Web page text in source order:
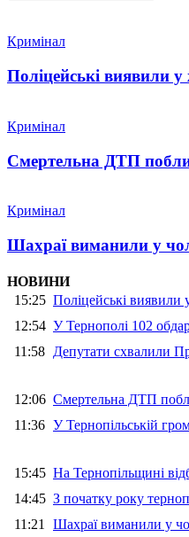
Кримінал
Поліцейські виявили
Кримінал
Смертельна ДТП
Кримінал
Шахраї виманили у
НОВИНИ
15:25 Поліцейські виявили
12:54 У Тернополі 102
11:58 Депутати схвалили
12:06 Смертельна ДТП
11:36 У Тернопільській
15:45 На Тернопільщині
14:45 З початку року
11:21 Шахраї виманили у